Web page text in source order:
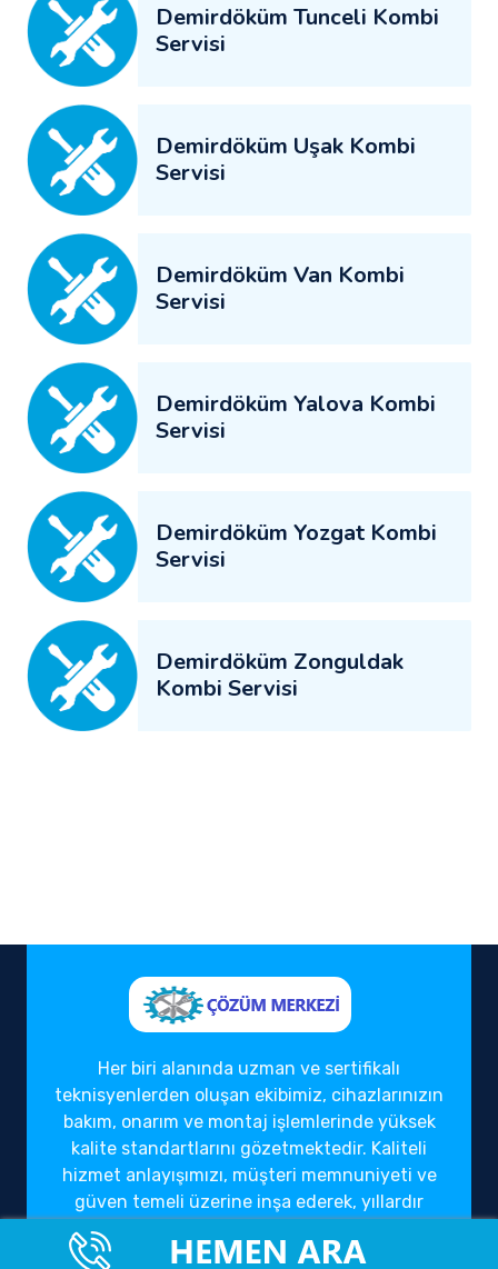
Demirdöküm Tunceli Kombi
Servisi
Demirdöküm Uşak Kombi
Servisi
Demirdöküm Van Kombi
Servisi
Demirdöküm Yalova Kombi
Servisi
Demirdöküm Yozgat Kombi
Servisi
Demirdöküm Zonguldak
Kombi Servisi
Her biri alanında uzman ve sertifikalı
teknisyenlerden oluşan ekibimiz, cihazlarınızın
bakım, onarım ve montaj işlemlerinde yüksek
kalite standartlarını gözetmektedir. Kaliteli
hizmet anlayışımızı, müşteri memnuniyeti ve
güven temeli üzerine inşa ederek, yıllardır
sektörde güvenilir bir çözüm ortağı olarak
hizmet vermekteyiz.